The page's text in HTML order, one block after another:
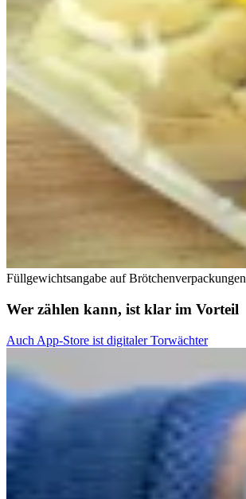
Füllgewichtsangabe auf Brötchenverpackungen
Wer zählen kann, ist klar im Vorteil
Auch App-Store ist digitaler Torwächter